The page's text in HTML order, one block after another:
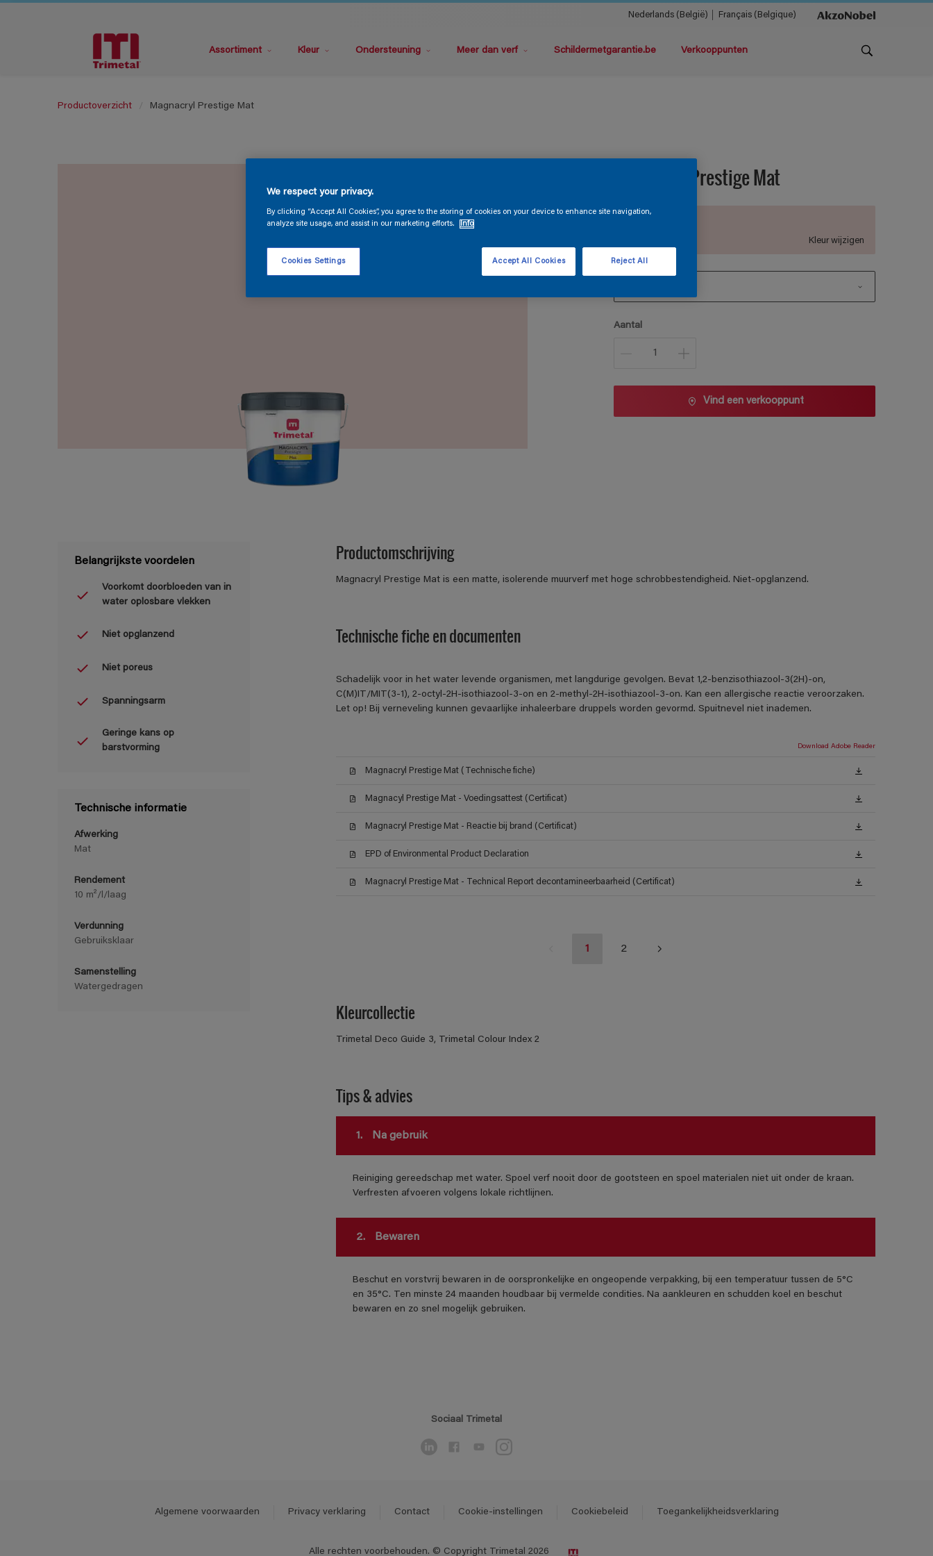
Nederlands (België) Français (Belgique)
Assortiment Kleur Ondersteuning Meer dan verf Schildermetgarantie.be Verkooppunten
Productoverzicht Magnacryl Prestige Mat
Magnacryl Prestige Mat
Kleur wijzigen
Aantal
Vind een verkooppunt
Belangrijkste voordelen
Voorkomt doorbloeden van in
water oplosbare vlekken
Niet opglanzend
Niet poreus
Spanningsarm
Geringe kans op
barstvorming
Technische informatie
Afwerking
Mat
Rendement
10 m²/l/laag
Verdunning
Gebruiksklaar
Samenstelling
Watergedragen
Productomschrijving
Magnacryl Prestige Mat is een matte, isolerende muurverf met hoge schrobbestendigheid. Niet-opglanzend.
Technische fiche en documenten
Schadelijk voor in het water levende organismen, met langdurige gevolgen. Bevat 1,2-benzisothiazool-3(2H)-on,
C(M)IT/MIT(3-1), 2-octyl-2H-isothiazool-3-on en 2-methyl-2H-isothiazool-3-on. Kan een allergische reactie veroorzaken.
Let op! Bij verneveling kunnen gevaarlijke inhaleerbare druppels worden gevormd. Spuitnevel niet inademen.
Download Adobe Reader
Magnacryl Prestige Mat (Technische fiche)
Magnacyl Prestige Mat - Voedingsattest (Certificat)
Magnacryl Prestige Mat - Reactie bij brand (Certificat)
EPD of Environmental Product Declaration
Magnacryl Prestige Mat - Technical Report decontamineerbaarheid (Certificat)
1 2
Kleurcollectie
Trimetal Deco Guide 3, Trimetal Colour Index 2
Tips & advies
1. Na gebruik
Reiniging gereedschap met water. Spoel verf nooit door de gootsteen en spoel materialen niet uit onder de kraan.
Verfresten afvoeren volgens lokale richtlijnen.
2. Bewaren
Beschut en vorstvrij bewaren in de oorspronkelijke en ongeopende verpakking, bij een temperatuur tussen de 5°C
en 35°C. Ten minste 24 maanden houdbaar bij vermelde condities. Na aankleuren en schudden koel en beschut
bewaren en zo snel mogelijk gebruiken.
Sociaal Trimetal
Algemene voorwaarden Privacy verklaring Contact Cookie-instellingen Cookiebeleid Toegankelijkheidsverklaring
Alle rechten voorbehouden. © Copyright Trimetal 2026
We respect your privacy.
By clicking “Accept All Cookies”, you agree to the storing of cookies on your device to enhance site navigation,
analyze site usage, and assist in our marketing efforts.
Info
Cookies Settings Reject All
Accept All Cookies